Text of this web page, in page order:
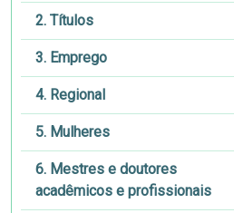
2. Títulos
3. Emprego
4. Regional
5. Mulheres
6. Mestres e doutores
acadêmicos e profissionais